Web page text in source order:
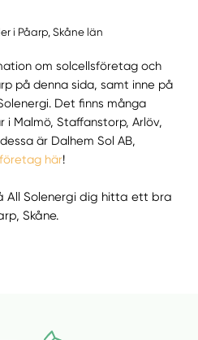
i Påarp, Skåne län
om solcellsföretag och
på denna sida, samt inne på
Det finns många
Malmö, Staffanstorp, Arlöv,
är Dalhem Sol AB,
här!
All Solenergi dig hitta ett bra
Skåne.